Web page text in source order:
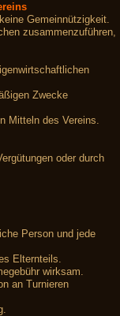
Gemeinnützigkeit.
zusammenzuführen,
Zwecke
Mitteln des Vereins.
oder durch
Person und jede
Elternteils.
wirksam.
an Turnieren